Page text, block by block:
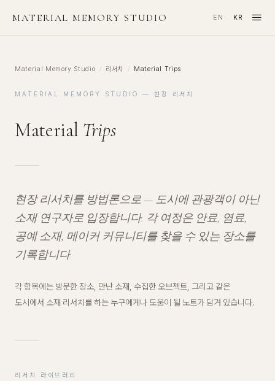
MATERIAL MEMORY STUDIO EN KR ≡
Material Memory Studio / 리서치 / Material Trips
MATERIAL MEMORY STUDIO — 현장 리서치
Material Trips
현장 리서치를 방법론으로 — 도시에 관광객이 아닌
소재 연구자로 입장합니다. 각 여정은 안료, 염료,
공예 소재, 메이커 커뮤니티를 찾을 수 있는 장소를
기록합니다.
각 항목에는 방문한 장소, 만난 소재, 수집한 오브젝트, 그리고 같은
도시에서 소재 리서치를 하는 누구에게나 도움이 될 노트가 담겨 있습니다.
리서치 라이브러리